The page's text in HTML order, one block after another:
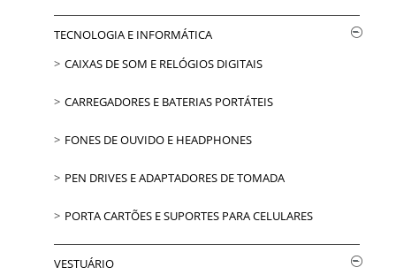
TECNOLOGIA E INFORMÁTICA
CAIXAS DE SOM E RELÓGIOS DIGITAIS
CARREGADORES E BATERIAS PORTÁTEIS
FONES DE OUVIDO E HEADPHONES
PEN DRIVES E ADAPTADORES DE TOMADA
PORTA CARTÕES E SUPORTES PARA CELULARES
VESTUÁRIO